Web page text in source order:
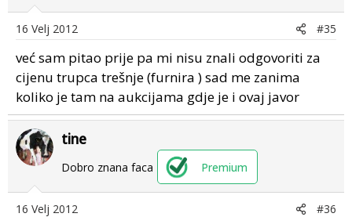
16 Velj 2012 #35
već sam pitao prije pa mi nisu znali odgovoriti za
cijenu trupca trešnje (furnira ) sad me zanima
koliko je tam na aukcijama gdje je i ovaj javor
tine
Dobro znana faca Premium
16 Velj 2012 #36